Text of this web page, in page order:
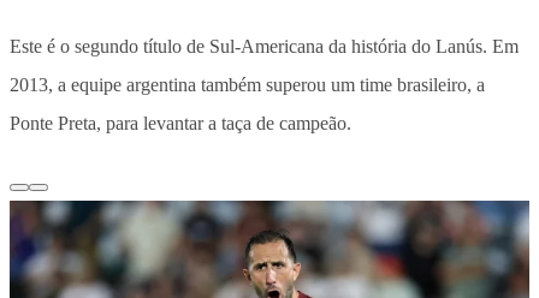
Este é o segundo título de Sul-Americana da história do Lanús. Em
2013, a equipe argentina também superou um time brasileiro, a
Ponte Preta, para levantar a taça de campeão.